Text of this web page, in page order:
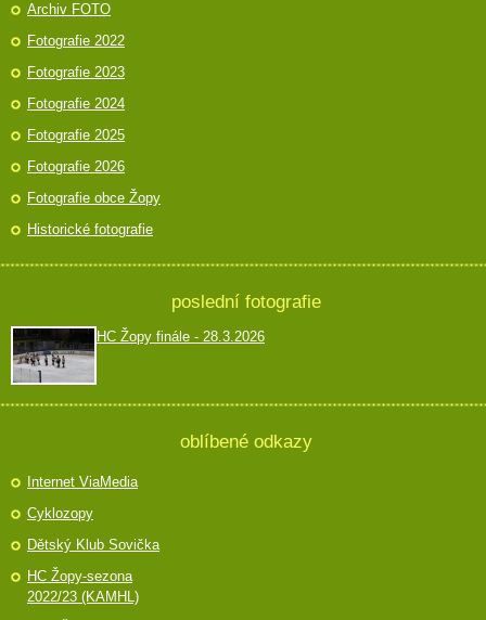
Archiv FOTO
Fotografie 2022
Fotografie 2023
Fotografie 2024
Fotografie 2025
Fotografie 2026
Fotografie obce Žopy
Historické fotografie
poslední fotografie
HC Žopy finále - 28.3.2026
oblíbené odkazy
Internet ViaMedia
Cyklozopy
Dětský Klub Sovička
HC Žopy-sezona
2022/23 (KAMHL)